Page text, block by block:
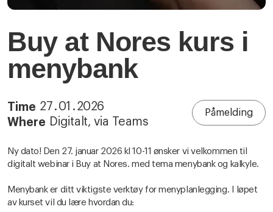
Buy at Nores kurs i
menybank
Time 27 . 01 . 2026
Where Digitalt, via Teams
Påmelding
Ny dato! Den 27. januar 2026 kl 10-11 ønsker vi velkommen til
digitalt webinar i Buy at Nores. med tema menybank og kalkyle.
Menybank er ditt viktigste verktøy for menyplanlegging. I løpet
av kurset vil du lære hvordan du: